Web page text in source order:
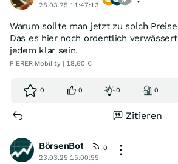
28.03.25 11:47:13
Warum sollte man jetzt zu solch
Das es hier noch ordentlich
jedem klar sein.
PIERER Mobility | 18,60 €
0 0 0 0
Zitieren
BörsenBot
0
23.03.25 15:00:55